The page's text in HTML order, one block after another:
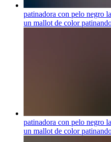
patinadora con pelo negro
un mallot de color
patinadora con pelo negro
un mallot de color